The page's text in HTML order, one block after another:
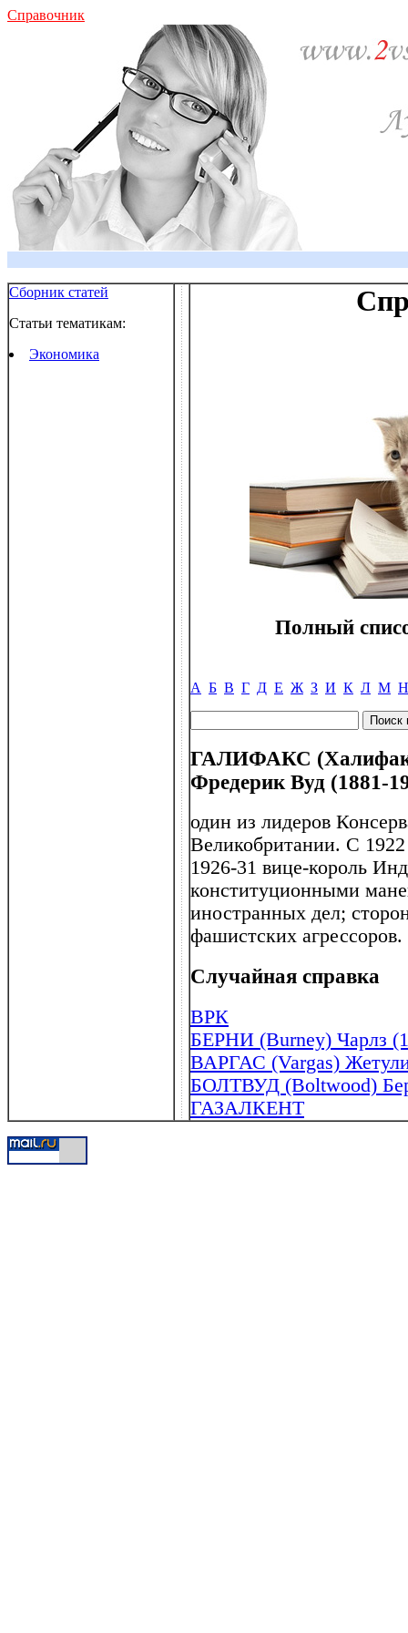
Справочник
Сборник статей
Статьи тематикам:
Экономика
Полный
А Б В Г Д Е Ж З И К Л М Н
ГАЛИФАКС
Фредерик Вуд (1881-
один из лидеров
Великобритании. С
1926-31 вице-король
конституционными
иностранных дел;
фашистских агрессоров.
Случайная справка
ВРК
БЕРНИ (Burney) Чарлз
ВАРГАС (Vargas)
БОЛТВУД (Boltwood)
ГАЗАЛКЕНТ